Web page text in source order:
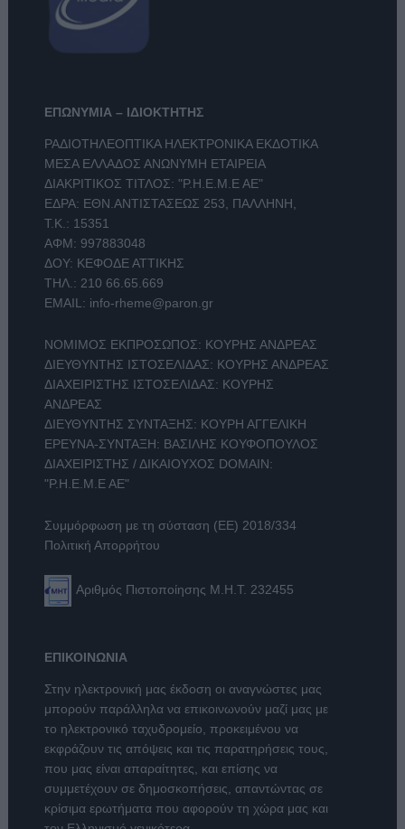
ΕΠΩΝΥΜΙΑ – ΙΔΙΟΚΤΗΤΗΣ
ΡΑΔΙΟΤΗΛΕΟΠΤΙΚΑ ΗΛΕΚΤΡΟΝΙΚΑ ΕΚΔΟΤΙΚΑ
ΜΕΣΑ ΕΛΛΑΔΟΣ ΑΝΩΝΥΜΗ ΕΤΑΙΡΕΙΑ
ΔΙΑΚΡΙΤΙΚΟΣ ΤΙΤΛΟΣ: "Ρ.Η.Ε.Μ.Ε ΑΕ"
ΕΔΡΑ: ΕΘΝ.ΑΝΤΙΣΤΑΣΕΩΣ 253, ΠΑΛΛΗΝΗ,
Τ.Κ.: 15351
ΑΦΜ: 997883048
ΔΟΥ: ΚΕΦΟΔΕ ΑΤΤΙΚΗΣ
ΤΗΛ.: 210 66.65.669
EMAIL: info-rheme@paron.gr
ΝΟΜΙΜΟΣ ΕΚΠΡΟΣΩΠΟΣ: ΚΟΥΡΗΣ ΑΝΔΡΕΑΣ
ΔΙΕΥΘΥΝΤΗΣ ΙΣΤΟΣΕΛΙΔΑΣ: ΚΟΥΡΗΣ ΑΝΔΡΕΑΣ
ΔΙΑΧΕΙΡΙΣΤΗΣ ΙΣΤΟΣΕΛΙΔΑΣ: ΚΟΥΡΗΣ
ΑΝΔΡΕΑΣ
ΔΙΕΥΘΥΝΤΗΣ ΣΥΝΤΑΞΗΣ: ΚΟΥΡΗ ΑΓΓΕΛΙΚΗ
ΕΡΕΥΝΑ-ΣΥΝΤΑΞΗ: ΒΑΣΙΛΗΣ ΚΟΥΦΟΠΟΥΛΟΣ
ΔΙΑΧΕΙΡΙΣΤΗΣ / ΔΙΚΑΙΟΥΧΟΣ DOMAIN:
"Ρ.Η.Ε.Μ.Ε ΑΕ"
Συμμόρφωση με τη σύσταση (ΕΕ) 2018/334
Πολιτική Απορρήτου
Αριθμός Πιστοποίησης Μ.Η.Τ. 232455
ΕΠΙΚΟΙΝΩΝΙΑ
Στην ηλεκτρονική μας έκδοση οι αναγνώστες μας
μπορούν παράλληλα να επικοινωνούν μαζί μας με
το ηλεκτρονικό ταχυδρομείο, προκειμένου να
εκφράζουν τις απόψεις και τις παρατηρήσεις τους,
που μας είναι απαραίτητες, και επίσης να
συμμετέχουν σε δημοσκοπήσεις, απαντώντας σε
κρίσιμα ερωτήματα που αφορούν τη χώρα μας και